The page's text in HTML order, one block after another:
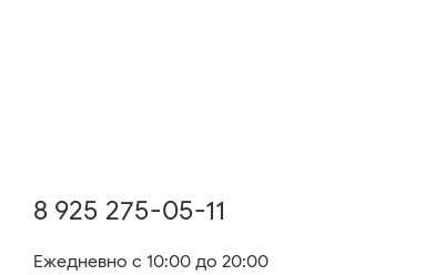
8 925 275-05-11
Ежедневно с 10:00 до 20:00